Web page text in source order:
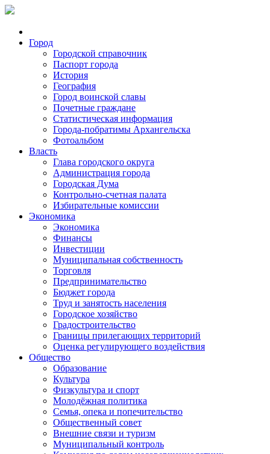
Город
Городской справочник
Паспорт города
История
География
Город воинской славы
Почетные граждане
Статистическая информация
Города-побратимы Архангельска
Фотоальбом
Власть
Глава городского округа
Администрация города
Городская Дума
Контрольно-счетная палата
Избирательные комиссии
Экономика
Экономика
Финансы
Инвестиции
Муниципальная собственность
Торговля
Предпринимательство
Бюджет города
Труд и занятость населения
Городское хозяйство
Градостроительство
Границы прилегающих территорий
Оценка регулирующего воздействия
Общество
Образование
Культура
Физкультура и спорт
Молодёжная политика
Семья, опека и попечительство
Общественный совет
Внешние связи и туризм
Муниципальный контроль